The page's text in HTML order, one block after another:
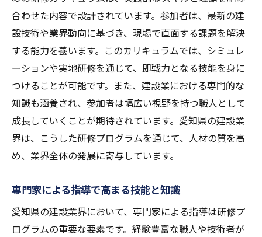
合わせた内容で設計されています。参加者は、最新の建
設技術や業界動向に基づき、現場で直面する課題を解決
する能力を養います。このカリキュラムでは、シミュレ
ーションや実地研修を通じて、即戦力となる技能を身に
つけることが可能です。また、建設業における専門的な
知識も涵養され、参加者は幅広い視野を持つ職人として
成長していくことが期待されています。愛知県の建設業
界は、こうした研修プログラムを通じて、人材の質を高
め、業界全体の発展に寄与しています。
専門家による指導で高まる技能と知識
愛知県の建設業界において、専門家による指導は研修プ
ログラムの重要な要素です。経験豊富な職人や技術者が